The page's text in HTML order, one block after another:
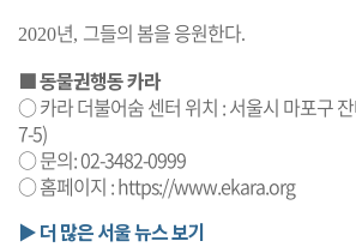
2020년, 그들의 봄을 응원한다.
■ 동물권행동 카라
○ 카라 더불어숨 센터 위치 : 서울시 마포구
7-5)
○ 문의: 02-3482-0999
○ 홈페이지 :https://www.ekara.org
▶ 더 많은 서울 뉴스 보기